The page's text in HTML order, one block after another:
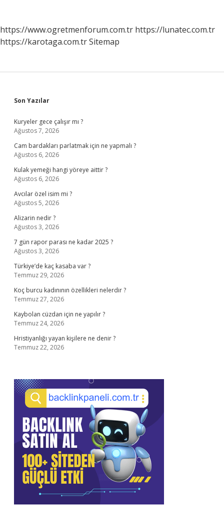
https://www.ogretmenforum.com.tr https://lunatec.com.tr
https://karotaga.com.trSitemap
Sidebar
Son Yazılar
Kuryeler gece çalışır mı ?
Ağustos 7, 2026
Cam bardakları parlatmak için ne yapmalı ?
Ağustos 6, 2026
Kulak yemeği hangi yöreye aittir ?
Ağustos 6, 2026
Avcılar özel isim mi ?
Ağustos 5, 2026
Alizarin nedir ?
Ağustos 3, 2026
7 gün rapor parası ne kadar 2025 ?
Ağustos 3, 2026
Türkiye’de kaç kasaba var ?
Temmuz 29, 2026
Koç burcu kadınının özellikleri nelerdir ?
Temmuz 27, 2026
Kaybolan cüzdan için ne yapılır ?
Temmuz 24, 2026
Hristiyanlığı yayan kişilere ne denir ?
Temmuz 22, 2026